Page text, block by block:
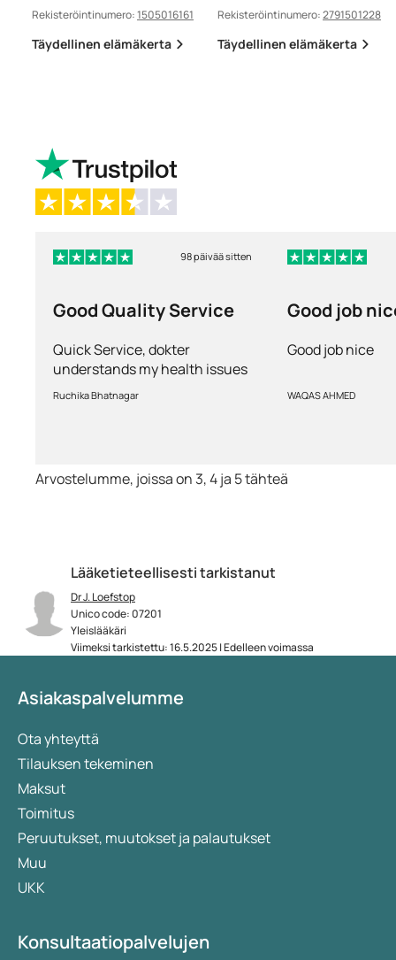
Lääketieteellisesti tarkistanut
Dr J. Loefstop
Unico code: 07201
Yleislääkäri
Viimeksi tarkistettu: 16.5.2025 | Edelleen voimassa
Rekisteröintinumero:1505016161
Täydellinen elämäkerta
Rekisteröintinumero:2791501228
Täydellinen elämäkerta
98 päivää sitten
Good Quality Service
Quick Service, dokter
understands my health issues
and good diagnosis
Ruchika Bhatnagar
Good job
Good job nice
WAQAS AHMED
Arvostelumme, joissa on 3, 4 ja 5 tähteä
Asiakaspalvelumme
Ota yhteyttä
Tilauksen tekeminen
Maksut
Toimitus
Peruutukset, muutokset ja palautukset
Muu
UKK
Konsultaatiopalvelujen